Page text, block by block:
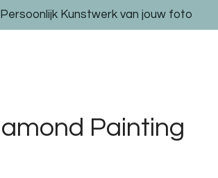
Persoonlijk Kunstwerk van jouw foto
Painting